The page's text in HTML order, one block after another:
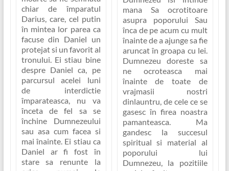
chiar de împaratul
Darius, care, cel putin
în mintea lor parea ca
facuse din Daniel un
protejat si un favorit al
tronului. Ei stiau bine
despre Daniel ca, pe
parcursul acelei luni
de interdictie
împarateasca, nu va
înceta de fel sa se
închine Dumnezeului
sau asa cum facea si
mai înainte. Ei stiau ca
Daniel ar fi fost în
stare sa renunte la
mana Sa ocrotitoare
asupra poporului Sau
înca de pe acum cu mult
înainte de a ajunge sa fie
aruncat în groapa cu lei.
Dumnezeu doreste sa
ne ocroteasca mai
înainte de toate de
vrajmasii nostri
dinlauntru, de cele ce se
gasesc în firea noastra
pamanteasca. Ma
gandesc la succesul
spiritual si material al
poporului lui
Dumnezeu, la pozitiile